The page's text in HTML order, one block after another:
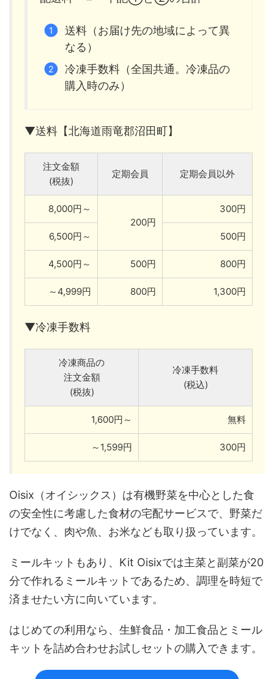
送料（お届け先の地域によって異
なる）
冷凍手数料（全国共通。冷凍品の
購入時のみ）
▼送料【北海道雨竜郡沼田町】
注文金額
(税抜)
定期会員 定期会員以外
8,000円～
200円
300円
6,500円～ 500円
4,500円～ 500円 800円
～4,999円 800円 1,300円
▼冷凍手数料
冷凍商品の
注文金額
(税抜)
冷凍手数料
(税込)
1,600円～ 無料
～1,599円 300円
Oisix（オイシックス）は有機野菜を中心とした食
の安全性に考慮した食材の宅配サービスで、野菜だ
けでなく、肉や魚、お米なども取り扱っています。
ミールキットもあり、Kit Oisixでは主菜と副菜が20
分で作れるミールキットであるため、調理を時短で
済ませたい方に向いています。
はじめての利用なら、生鮮食品・加工食品とミール
キットを詰め合わせお試しセットの購入できます。